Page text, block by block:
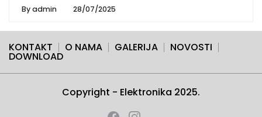
Byadmin 28/07/2025
KONTAKT O NAMA GALERIJA NOVOSTI
DOWNLOAD
Copyright - Elektronika 2025.